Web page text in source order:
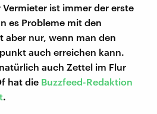
ist immer der erste
es Probleme mit den
aber nur, wenn man den
auch erreichen kann.
auch Zettel im Flur
hat die Buzzfeed-Redaktion
.